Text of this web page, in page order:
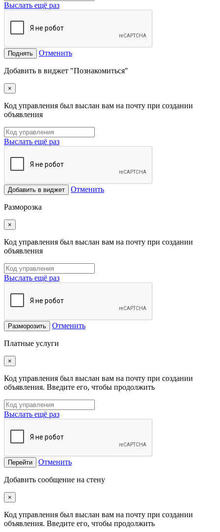
Выслать ещё раз
Поднять Отменить
Добавить в виджет "Познакомиться"
×
Код управления был выслан вам на почту при создании
объявления
Выслать ещё раз
Добавить в виджет Отменить
Разморозка
×
Код управления был выслан вам на почту при создании
объявления
Выслать ещё раз
Разморозить Отменить
Платные услуги
×
Код управления был выслан вам на почту при создании
объявления. Введите его, чтобы продолжить
Выслать ещё раз
Перейти Отменить
Добавить сообщение на стену
×
Код управления был выслан вам на почту при создании
объявления. Введите его, чтобы продолжить